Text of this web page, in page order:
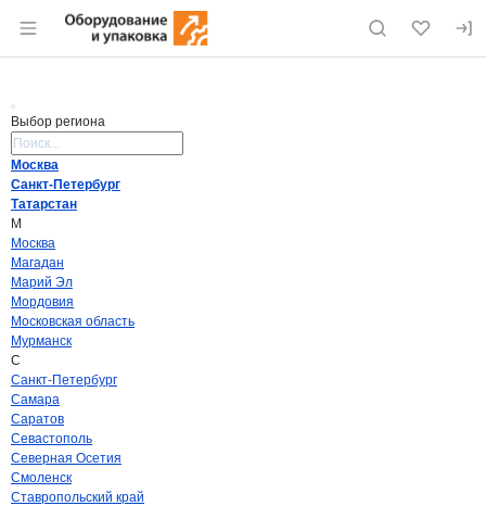
Раздел навигации по сайту eqinfo.ru
Выбор региона
Москва
Санкт-Петербург
Татарстан
М
Москва
Магадан
Марий Эл
Мордовия
Московская область
Мурманск
С
Санкт-Петербург
Самара
Саратов
Севастополь
Северная Осетия
Смоленск
Ставропольский край